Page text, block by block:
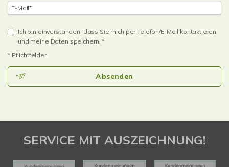
Ich bin einverstanden, dass Sie mich per Telefon/E-Mail kontaktieren
und meine Daten speichern. *
* Pflichtfelder
Absenden
SERVICE MIT AUSZEICHNUNG!